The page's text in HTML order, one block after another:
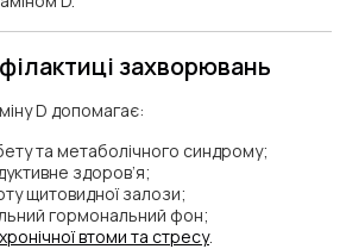
захворювань
D допомагає:
та метаболічного синдрому;
здоров’я;
щитовидної залози;
гормональний фон;
хронічної втоми та стресу.